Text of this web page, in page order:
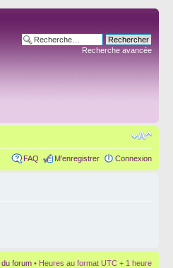
Recherche avancée
FAQ M’enregistrer Connexion
forum • Heures au format UTC + 1 heure